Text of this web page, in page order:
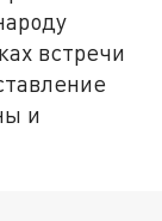
встречи
и